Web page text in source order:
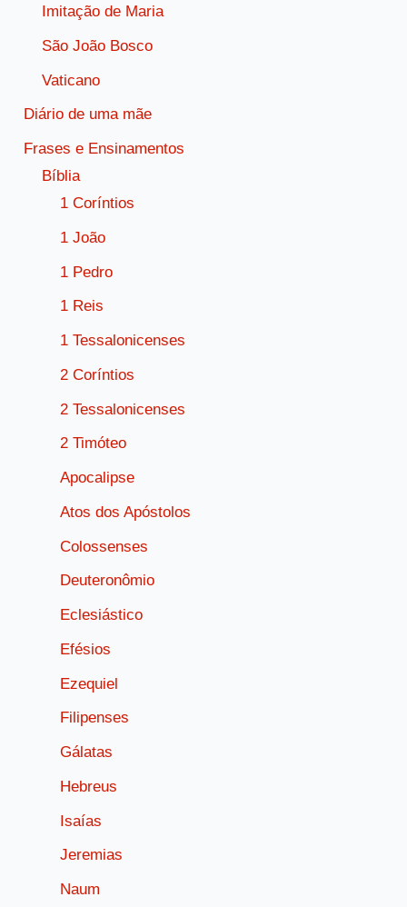
Imitação de Maria
São João Bosco
Vaticano
Diário de uma mãe
Frases e Ensinamentos
Bíblia
1 Coríntios
1 João
1 Pedro
1 Reis
1 Tessalonicenses
2 Coríntios
2 Tessalonicenses
2 Timóteo
Apocalipse
Atos dos Apóstolos
Colossenses
Deuteronômio
Eclesiástico
Efésios
Ezequiel
Filipenses
Gálatas
Hebreus
Isaías
Jeremias
Naum